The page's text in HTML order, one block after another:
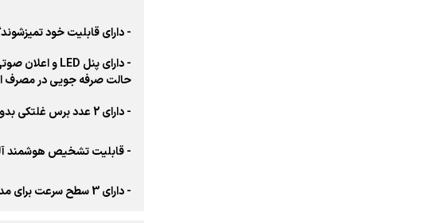
- دارای قابلیت خود
حالت صرفه جویی در مصرف
- دارای 2 عدد برس غلتکی بدون فریم و حذف قاب غلتک (متفاوت با نسل قبلی)
- قابلیت تشخیص هوشمند
- دارای 3 سطح سرعت برای مدیریت در تمیزکردن